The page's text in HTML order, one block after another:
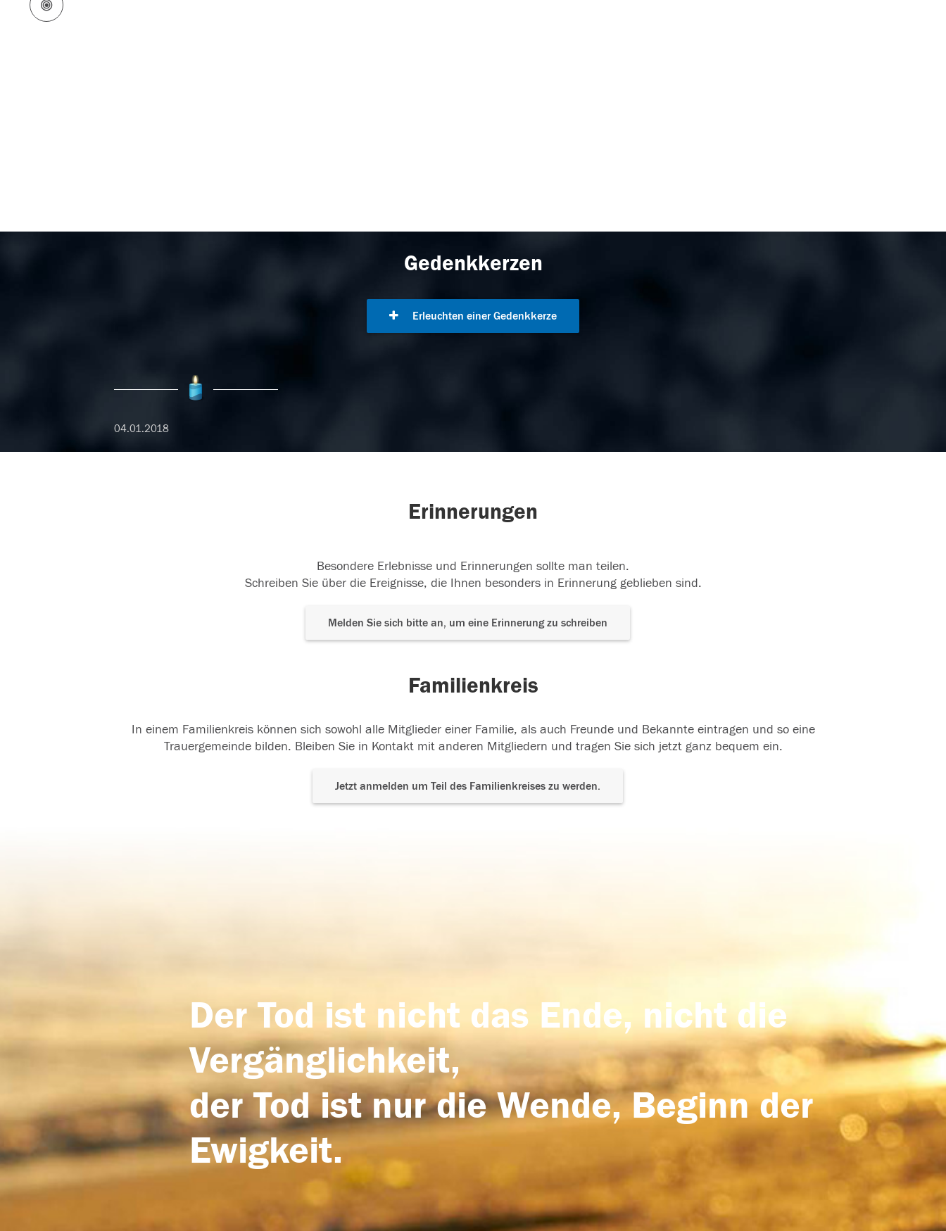
Gedenkkerzen
Erleuchten einer Gedenkkerze
04.01.2018
Erinnerungen
Besondere Erlebnisse und Erinnerungen sollte man teilen.
Schreiben Sie über die Ereignisse, die Ihnen besonders in Erinnerung geblieben sind.
Melden Sie sich bitte an, um eine Erinnerung zu schreiben
Familienkreis
In einem Familienkreis können sich sowohl alle Mitglieder einer Familie, als auch Freunde und Bekannte eintragen und so eine
Trauergemeinde bilden. Bleiben Sie in Kontakt mit anderen Mitgliedern und tragen Sie sich jetzt ganz bequem ein.
Jetzt anmelden um Teil des Familienkreises zu werden.
Der Tod ist nicht das Ende, nicht die
Vergänglichkeit,
der Tod ist nur die Wende, Beginn der
Ewigkeit.